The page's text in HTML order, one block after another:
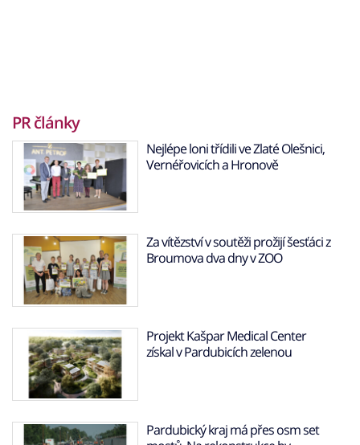
PR články
Nejlépe loni třídili ve Zlaté Olešnici,
Vernéřovicích a Hronově
Za vítězství v soutěži prožijí šesťáci z
Broumova dva dny v ZOO
Projekt Kašpar Medical Center
získal v Pardubicích zelenou
Pardubický kraj má přes osm set